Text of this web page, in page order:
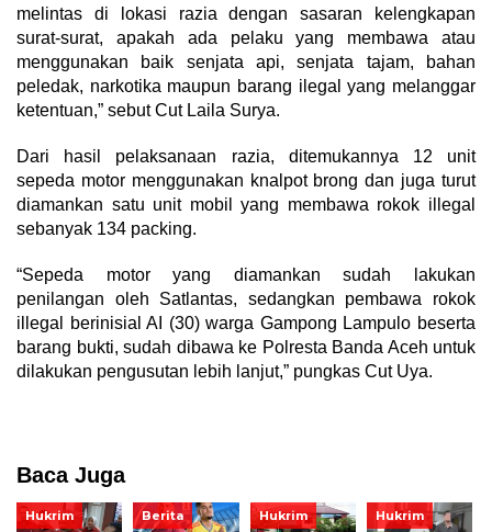
melintas di lokasi razia dengan sasaran kelengkapan
surat-surat, apakah ada pelaku yang membawa atau
menggunakan baik senjata api, senjata tajam, bahan
peledak, narkotika maupun barang ilegal yang melanggar
ketentuan,” sebut Cut Laila Surya.
Dari hasil pelaksanaan razia, ditemukannya 12 unit
sepeda motor menggunakan knalpot brong dan juga turut
diamankan satu unit mobil yang membawa rokok illegal
sebanyak 134 packing.
“Sepeda motor yang diamankan sudah lakukan
penilangan oleh Satlantas, sedangkan pembawa rokok
illegal berinisial AI (30) warga Gampong Lampulo beserta
barang bukti, sudah dibawa ke Polresta Banda Aceh untuk
dilakukan pengusutan lebih lanjut,” pungkas Cut Uya.
Baca Juga
Hukrim Berita Hukrim Hukrim